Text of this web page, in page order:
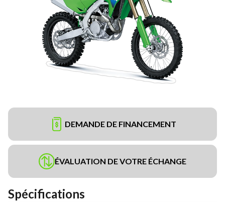
DEMANDE DE FINANCEMENT
ÉVALUATION DE VOTRE ÉCHANGE
Spécifications